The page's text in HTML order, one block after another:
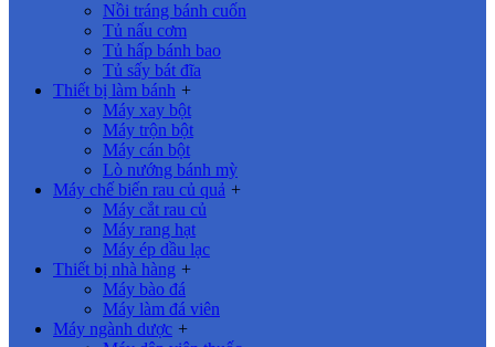
Nồi tráng bánh cuốn
Tủ nấu cơm
Tủ hấp bánh bao
Tủ sấy bát đĩa
Thiết bị làm bánh +
Máy xay bột
Máy trộn bột
Máy cán bột
Lò nướng bánh mỳ
Máy chế biến rau củ quả +
Máy cắt rau củ
Máy rang hạt
Máy ép dầu lạc
Thiết bị nhà hàng +
Máy bào đá
Máy làm đá viên
Máy ngành dược +